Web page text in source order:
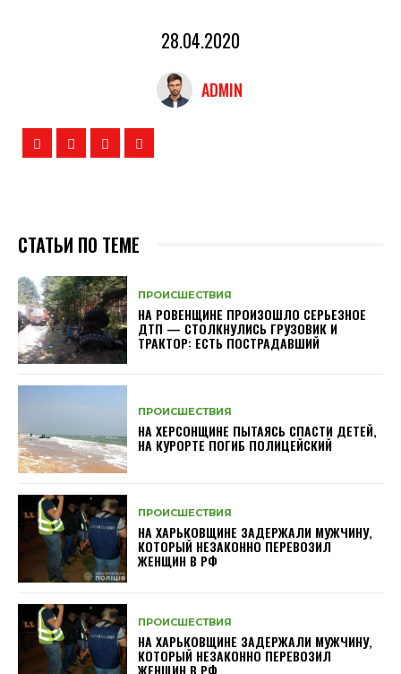
28.04.2020
ADMIN
СТАТЬИ ПО ТЕМЕ
ПРОИСШЕСТВИЯ
НА РОВЕНЩИНЕ ПРОИЗОШЛО СЕРЬЕЗНОЕ
ДТП — СТОЛКНУЛИСЬ ГРУЗОВИК И
ТРАКТОР: ЕСТЬ ПОСТРАДАВШИЙ
ПРОИСШЕСТВИЯ
НА ХЕРСОНЩИНЕ ПЫТАЯСЬ СПАСТИ ДЕТЕЙ,
НА КУРОРТЕ ПОГИБ ПОЛИЦЕЙСКИЙ
ПРОИСШЕСТВИЯ
НА ХАРЬКОВЩИНЕ ЗАДЕРЖАЛИ МУЖЧИНУ,
КОТОРЫЙ НЕЗАКОННО ПЕРЕВОЗИЛ
ЖЕНЩИН В РФ
ПРОИСШЕСТВИЯ
НА ХАРЬКОВЩИНЕ ЗАДЕРЖАЛИ МУЖЧИНУ,
КОТОРЫЙ НЕЗАКОННО ПЕРЕВОЗИЛ